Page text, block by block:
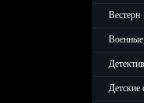
Вестерн